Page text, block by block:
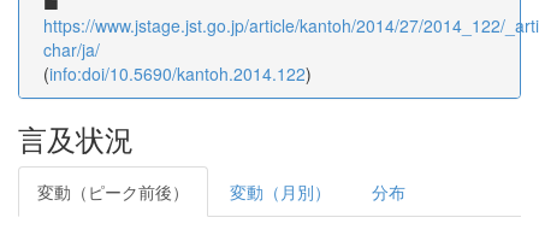
https://www.jstage.jst.go.jp/article/kantoh/2014/27/2014_122/
char/ja/
(info:doi/10.5690/kantoh.2014.122)
言及状況
変動（ピーク前後） 変動（月別） 分布